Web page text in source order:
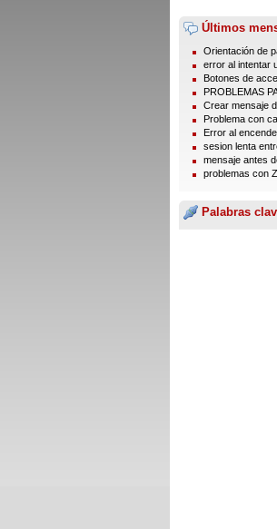
Últimos
Orientación de
error al intentar
Botones de
PROBLEMAS
Crear mensaje
Problema con
Error al
sesion lenta
mensaje antes
problemas con
Palabras